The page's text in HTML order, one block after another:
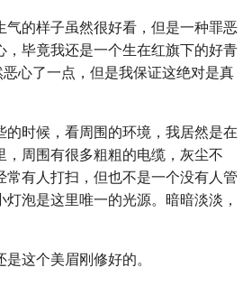
气的样子虽然很好看，但是一种罪恶
，毕竟我还是一个生在红旗下的好青
恶心了一点，但是我保证这绝对是真
的时候，看周围的环境，我居然是在
，周围有很多粗粗的电缆，灰尘不
常有人打扫，但也不是一个没有人管
泡是这里唯一的光源。暗暗淡淡，
这个美眉刚修好的。